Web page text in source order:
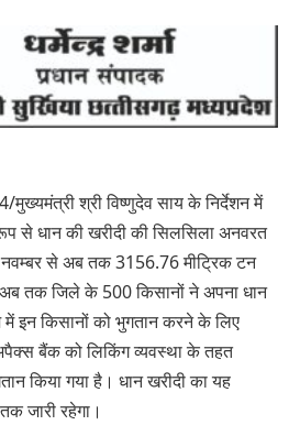
श्री विष्णुदेव साय के निर्देशन में
से धान की खरीदी की सिलसिला अनवरत
से अब तक 3156.76 मीट्रिक टन
तक जिले के 500 किसानों ने अपना धान
इन किसानों को भुगतान करने के लिए
बैंक को लिकिंग व्यवस्था के तहत
किया गया है। धान खरीदी का यह
जारी रहेगा।